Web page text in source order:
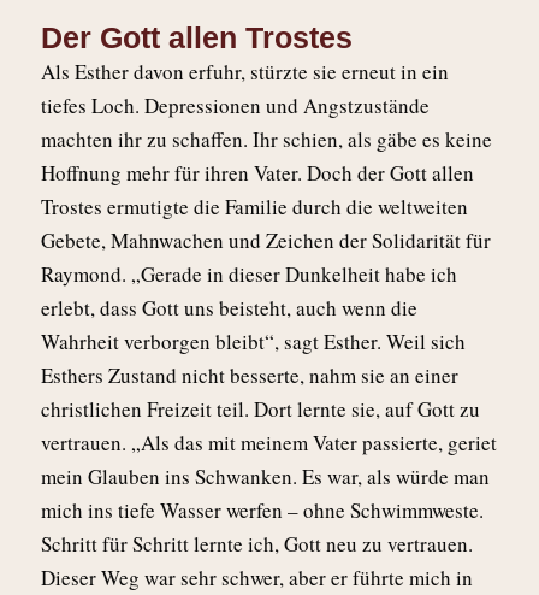
Der Gott allen Trostes
Als Esther davon erfuhr, stürzte sie erneut in ein
tiefes Loch. Depressionen und Angstzustände
machten ihr zu schaffen. Ihr schien, als gäbe es keine
Hoffnung mehr für ihren Vater. Doch der Gott allen
Trostes ermutigte die Familie durch die weltweiten
Gebete, Mahnwachen und Zeichen der Solidarität für
Raymond. „Gerade in dieser Dunkelheit habe ich
erlebt, dass Gott uns beisteht, auch wenn die
Wahrheit verborgen bleibt“, sagt Esther. Weil sich
Esthers Zustand nicht besserte, nahm sie an einer
christlichen Freizeit teil. Dort lernte sie, auf Gott zu
vertrauen. „Als das mit meinem Vater passierte, geriet
mein Glauben ins Schwanken. Es war, als würde man
mich ins tiefe Wasser werfen – ohne Schwimmweste.
Schritt für Schritt lernte ich, Gott neu zu vertrauen.
Dieser Weg war sehr schwer, aber er führte mich in